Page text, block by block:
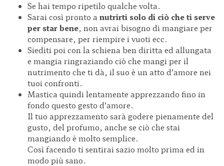
Se hai tempo ripetilo qualche volta.
Sarai così pronto a nutrirti solo di ciò che ti serve
per star bene, non avrai bisogno di mangiare per
compensare, per riempire i vuoti ecc.
Siediti poi con la schiena ben diritta ed allungata
e mangia ringraziando ciò che mangi per il
nutrimento che ti dà, il suo è un atto d’amore nei
tuoi confronti.
Mastica quindi lentamente apprezzando fino in
fondo questo gesto d’amore.
Il tuo apprezzamento sarà godere pienamente del
gusto, del profumo, anche se ciò che stai
mangiando è molto semplice.
Così facendo ti sentirai sazio molto prima ed in
modo più sano.